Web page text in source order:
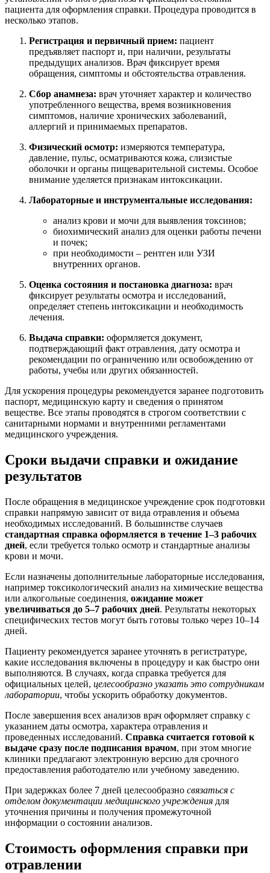
пациента для оформления справки. Процедура проводится в
несколько этапов.
Регистрация и первичный прием: пациент
предъявляет паспорт и, при наличии, результаты
предыдущих анализов. Врач фиксирует время
обращения, симптомы и обстоятельства отравления.
Сбор анамнеза: врач уточняет характер и количество
употребленного вещества, время возникновения
симптомов, наличие хронических заболеваний,
аллергий и принимаемых препаратов.
Физический осмотр: измеряются температура,
давление, пульс, осматриваются кожа, слизистые
оболочки и органы пищеварительной системы. Особое
внимание уделяется признакам интоксикации.
Лабораторные и инструментальные исследования:
анализ крови и мочи для выявления токсинов;
биохимический анализ для оценки работы печени
и почек;
при необходимости – рентген или УЗИ
внутренних органов.
Оценка состояния и постановка диагноза: врач
фиксирует результаты осмотра и исследований,
определяет степень интоксикации и необходимость
лечения.
Выдача справки: оформляется документ,
подтверждающий факт отравления, дату осмотра и
рекомендации по ограничению или освобождению от
работы, учебы или других обязанностей.
Для ускорения процедуры рекомендуется заранее подготовить
паспорт, медицинскую карту и сведения о принятом
веществе. Все этапы проводятся в строгом соответствии с
санитарными нормами и внутренними регламентами
медицинского учреждения.
Сроки выдачи справки и ожидание
результатов
После обращения в медицинское учреждение срок подготовки
справки напрямую зависит от вида отравления и объема
необходимых исследований. В большинстве случаев
стандартная справка оформляется в течение 1–3 рабочих
дней, если требуется только осмотр и стандартные анализы
крови и мочи.
Если назначены дополнительные лабораторные исследования,
например токсикологический анализ на химические вещества
или алкогольные соединения, ожидание может
увеличиваться до 5–7 рабочих дней. Результаты некоторых
специфических тестов могут быть готовы только через 10–14
дней.
Пациенту рекомендуется заранее уточнять в регистратуре,
какие исследования включены в процедуру и как быстро они
выполняются. В случаях, когда справка требуется для
официальных целей, целесообразно указать это сотрудникам
лаборатории, чтобы ускорить обработку документов.
После завершения всех анализов врач оформляет справку с
указанием даты осмотра, характера отравления и
проведенных исследований. Справка считается готовой к
выдаче сразу после подписания врачом, при этом многие
клиники предлагают электронную версию для срочного
предоставления работодателю или учебному заведению.
При задержках более 7 дней целесообразно связаться с
отделом документации медицинского учреждения для
уточнения причины и получения промежуточной
информации о состоянии анализов.
Стоимость оформления справки при
отравлении